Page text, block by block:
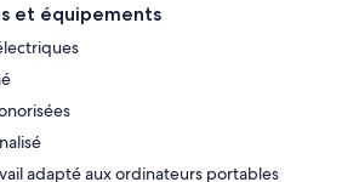
et équipements
adapté aux ordinateurs portables